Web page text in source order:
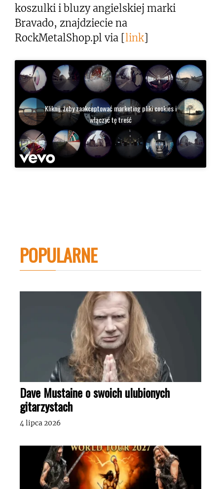
koszulki i bluzy angielskiej marki
Bravado, znajdziecie na
RockMetalShop.pl via [link]
Kliknij, żeby zaakceptować marketing pliki cookies i
włączyć tę treść
POPULARNE
Dave Mustaine o swoich ulubionych
gitarzystach
4 lipca 2026